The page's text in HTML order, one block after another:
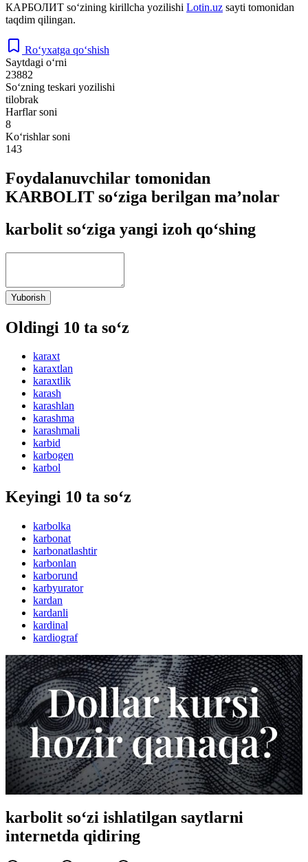
КАРБОЛИТ so‘zining kirillcha yozilishi Lotin.uz sayti tomonidan
taqdim qilingan.
Ro‘yxatga qo‘shish
Saytdagi o‘rni
23882
So‘zning teskari yozilishi
tilobrak
Harflar soni
8
Ko‘rishlar soni
143
Foydalanuvchilar tomonidan
KARBOLIT so‘ziga berilgan ma’nolar
karbolit so‘ziga yangi izoh qo‘shing
Yuborish
Oldingi 10 ta so‘z
karaxt
karaxtlan
karaxtlik
karash
karashlan
karashma
karashmali
karbid
karbogen
karbol
Keyingi 10 ta so‘z
karbolka
karbonat
karbonatlashtir
karbonlan
karborund
karbyurator
kardan
kardanli
kardinal
kardiograf
karbolit so‘zi ishlatilgan saytlarni
internetda qidiring